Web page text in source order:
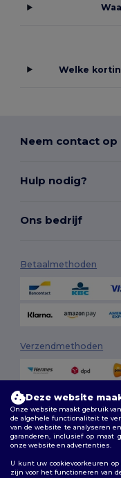
Welke
Neem contact op
Hulp nodig?
Ons bedrijf
Betaalmethoden
Verzendmethoden
Volg ons
Deze website
Onze website maakt gebruik
de algehele functionaliteit te
van de website te analyseren
garanderen, inclusief op maat
onze website en advertenties.
U kunt uw cookievoorkeuren
zijn voor het functioneren van